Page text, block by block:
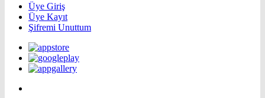
Üye Giriş
Üye Kayıt
Şifremi Unuttum